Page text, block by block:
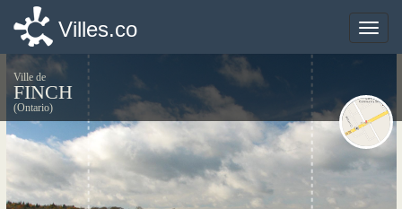
Toggle
Villes.co
Ville de
FINCH
(Ontario)
Toggle
Villes.co